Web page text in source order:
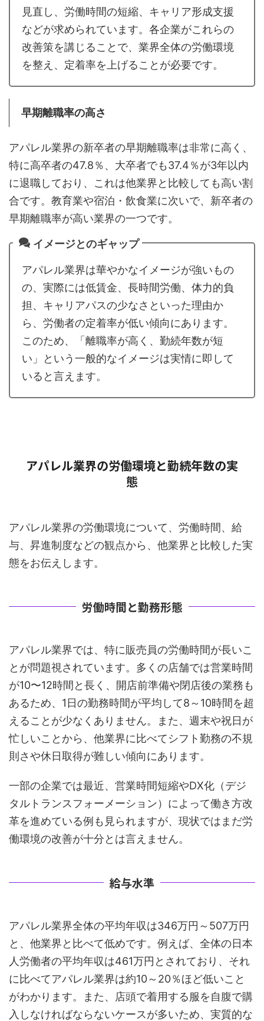
見直し、労働時間の短縮、キャリア形成支援
などが求められています。各企業がこれらの
改善策を講じることで、業界全体の労働環境
を整え、定着率を上げることが必要です。
早期離職率の高さ
アパレル業界の新卒者の早期離職率は非常に高く、
特に高卒者の47.8％、大卒者でも37.4％が3年以内
に退職しており、これは他業界と比較しても高い割
合です。教育業や宿泊・飲食業に次いで、新卒者の
早期離職率が高い業界の一つです。
イメージとのギャップ
アパレル業界は華やかなイメージが強いもの
の、実際には低賃金、長時間労働、体力的負
担、キャリアパスの少なさといった理由か
ら、労働者の定着率が低い傾向にあります。
このため、「離職率が高く、勤続年数が短
い」という一般的なイメージは実情に即して
いると言えます。
アパレル業界の労働環境と勤続年数の実
態
アパレル業界の労働環境について、労働時間、給
与、昇進制度などの観点から、他業界と比較した実
態をお伝えします。
労働時間と勤務形態
アパレル業界では、特に販売員の労働時間が長いこ
とが問題視されています。多くの店舗では営業時間
が10〜12時間と長く、開店前準備や閉店後の業務も
あるため、1日の勤務時間が平均して8～10時間を超
えることが少なくありません。また、週末や祝日が
忙しいことから、他業界に比べてシフト勤務の不規
則さや休日取得が難しい傾向にあります。
一部の企業では最近、営業時間短縮やDX化（デジ
タルトランスフォーメーション）によって働き方改
革を進めている例も見られますが、現状ではまだ労
働環境の改善が十分とは言えません。
給与水準
アパレル業界全体の平均年収は346万円～507万円
と、他業界と比べて低めです。例えば、全体の日本
人労働者の平均年収は461万円とされており、それ
に比べてアパレル業界は約10～20％ほど低いこと
がわかります。また、店頭で着用する服を自腹で購
入しなければならないケースが多いため、実質的な